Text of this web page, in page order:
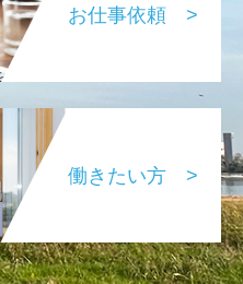
お仕事依頼 >
働きたい方 >